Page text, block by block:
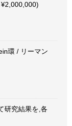
環 / リーマン
研究結果を,各